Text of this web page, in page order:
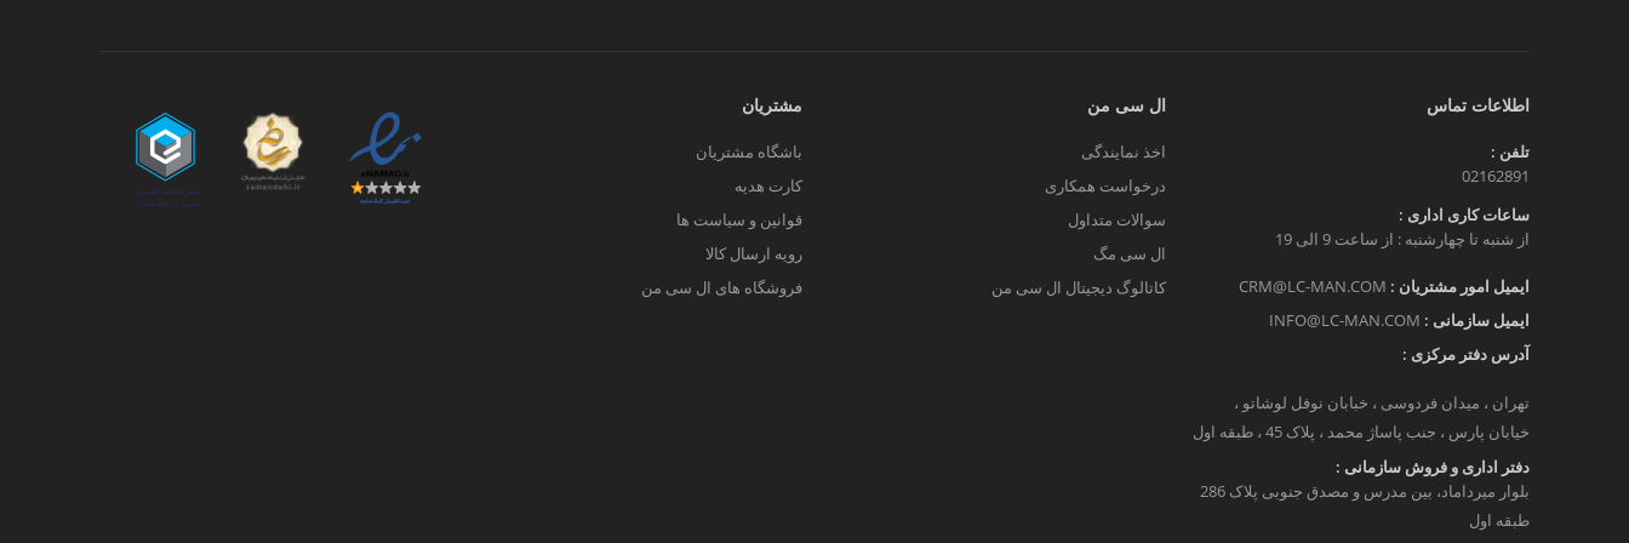
اطلاعات تماس
تلفن :
02162891
ساعات کاری اداری :
از شنبه تا چهارشنبه : از ساعت 9 الی 19
ایمیل امور مشتریان : CRM@LC-MAN.COM
ایمیل سازمانی : INFO@LC-MAN.COM
آدرس دفتر مرکزی :
تهران ، میدان فردوسی ، خبابان نوفل لوشاتو ،
خیابان پارس ، جنب پاساژ محمد ، پلاک 45 ، طبقه اول
دفتر اداری و فروش سازمانی :
بلوار میرداماد، بین مدرس و مصدق جنوبی پلاک 286
طبقه اول
ال سی من
اخذ نمایندگی
درخواست همکاری
سوالات متداول
ال سی مگ
کاتالوگ دیجیتال ال سی من
مشتریان
باشگاه مشتریان
کارت هدیه
قوانین و سیاست ها
رویه ارسال کالا
فروشگاه های ال سی من